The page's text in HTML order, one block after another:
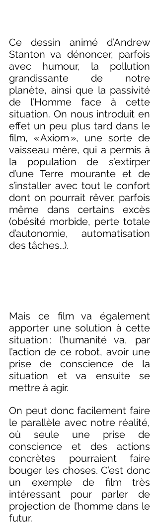
Ce dessin animé d’Andrew
Stanton va dénoncer, parfois
avec humour, la pollution
grandissante de notre
planète, ainsi que la passivité
de l’Homme face à cette
situation. On nous introduit en
effet un peu plus tard dans le
film, « Axiom », une sorte de
vaisseau mère, qui a permis à
la population de s’extirper
d’une Terre mourante et de
s’installer avec tout le confort
dont on pourrait rêver, parfois
même dans certains excès
(obésité morbide, perte totale
d’autonomie, automatisation
des tâches…).
Mais ce film va également
apporter une solution à cette
situation : l’humanité va, par
l’action de ce robot, avoir une
prise de conscience de la
situation et va ensuite se
mettre à agir.
On peut donc facilement faire
le parallèle avec notre réalité,
où seule une prise de
conscience et des actions
concrètes pourraient faire
bouger les choses. C’est donc
un exemple de film très
intéressant pour parler de
projection de l’homme dans le
futur.